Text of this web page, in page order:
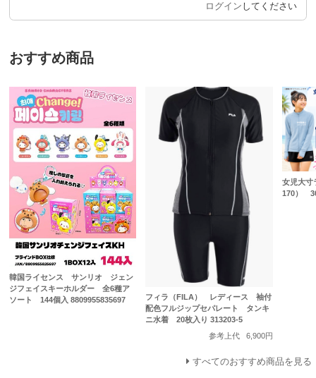
ログイン してください
おすすめ商品
韓国ライセンス サンリオ ジェン
ジフェイスキーホルダー 全6種ア
ソート 144個入 8809955835697
フィラ（FILA） レディース 袖付
配色フルジップセパレート タンキ
ニ水着 20枚入り 313203-5
参考上代
6,900円
女児大寸
170）
すべてのおすすめ商品を見る